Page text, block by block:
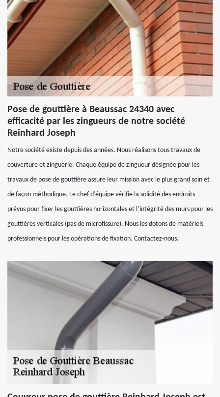
Pose de gouttière à Beaussac 24340 avec
efficacité par les zingueurs de notre société
Reinhard Joseph
Notre société existe depuis des années. Nous réalisons tous travaux de
couverture et zinguerie. Chaque équipe de zingueur désignée pour les
travaux de pose de gouttière assure leur mission avec le plus grand soin et
de façon méthodique. Le chef d’équipe vérifie la solidité des endroits
prévus pour fixer les gouttières horizontales et l’intégrité des murs pour les
gouttières verticales (pas de microfissure). Nous les dotons de matériels
professionnels pour les opérations de fixation. Contactez-nous.